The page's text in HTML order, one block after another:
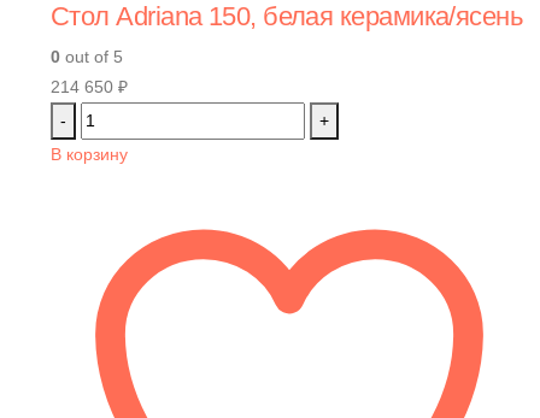
Стол Adriana 150, белая керамика/ясень
0 out of 5
214 650 ₽
-
+
В корзину